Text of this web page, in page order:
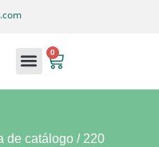
0
de catálogo / 220